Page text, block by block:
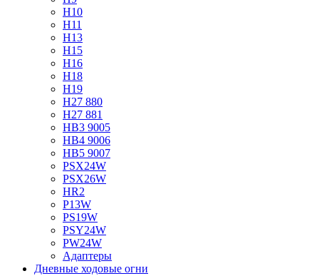
H10
H11
H13
H15
H16
H18
H19
H27 880
H27 881
HB3 9005
HB4 9006
HB5 9007
PSX24W
PSX26W
HR2
P13W
PS19W
PSY24W
PW24W
Адаптеры
Дневные ходовые огни